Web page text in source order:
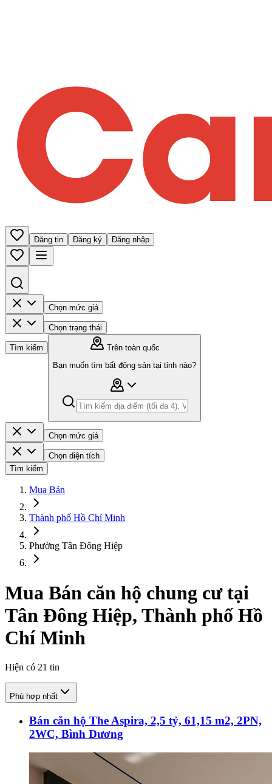
Đăng tin Đăng ký Đăng nhập
Chọn mức giá
Chọn trạng thái
Tìm kiếm
Trên toàn quốc
Bạn muốn tìm bất động sản tại tỉnh nào?
Chọn mức giá
Chọn diện tích
Tìm kiếm
Mua Bán
Thành phố Hồ Chí Minh
Phường Tân Đông Hiệp
Mua Bán căn hộ chung cư tại
Tân Đông Hiệp, Thành phố Hồ
Chí Minh
Hiện có 21 tin
Phù hợp nhất
Bán căn hộ The Aspira, 2,5 tỷ, 61,15 m2, 2PN,
2WC, Bình Dương